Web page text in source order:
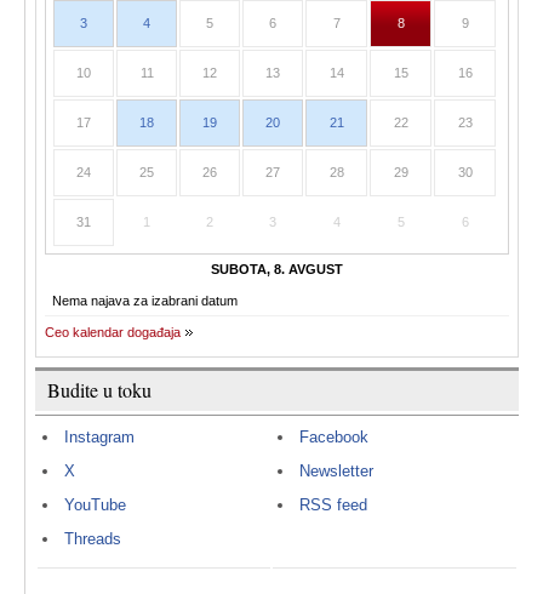
3 4 5 6 7 8 9
10 11 12 13 14 15 16
17 18 19 20 21 22 23
24 25 26 27 28 29 30
31 1 2 3 4 5 6
SUBOTA, 8. AVGUST
Nema najava za izabrani datum
Ceo kalendar događaja
Budite u toku
Instagram
X
YouTube
Threads
Facebook
Newsletter
RSS feed